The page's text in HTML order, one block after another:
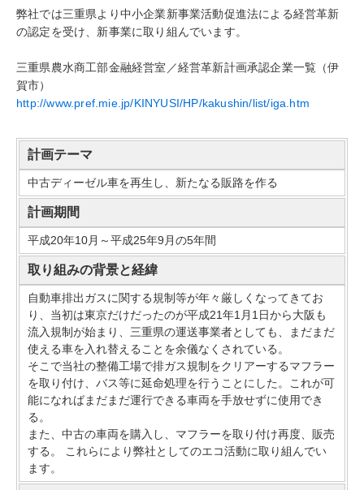
弊社では三重県より中小企業新事業活動促進法による経営革新
の認定を受け、新事業に取り組んでいます。
三重県農水商工部金融経営室／経営革新計画承認企業一覧（伊
賀市）
http://www.pref.mie.jp/KINYUSI/HP/kakushin/list/iga.htm
計画テーマ
中古ディーゼル車を再生し、新たなる販路を作る
計画期間
平成20年10月～平成25年9月の5年間
取り組みの背景と経緯
自動車排出ガスに関する規制等が年々厳しくなってきてお
り、当初は東京だけだったのが平成21年1月1日から大阪も
流入規制が始まり、三重県の運送事業者としても、まだまだ
使える車を入れ替えることを余儀なくされている。
そこで当社の整備工場で排ガス規制をクリアーするマフラー
を取り付け、バス等に延命処理を行うことにした。これが可
能になればまだまだ運行できる車両を手放せずに使用でき
る。
また、中古の車両を購入し、マフラーを取り付け再度、販売
する。 これらにより弊社としてのエコ活動に取り組んでい
ます。